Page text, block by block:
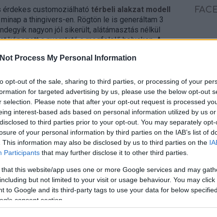
Process My Personal Information
opt-out of the sale, sharing to third parties, or processing of your
for targeted advertising by us, please use the below opt-out
selection. Please note that after your opt-out request is processed
interest-based ads based on personal information utilized by us
to third parties prior to your opt-out. You may separately
of your personal information by third parties on the IAB’s list of
This information may also be disclosed by us to third parties on the
Participants that may further disclose it to other third parties.
that this website/app uses one or more Google services and may
but not limited to your visit or usage behaviour. You may
to Google and its third-party tags to use your data for below
consent section.
érdekes customoziálható térbeli alakzat modell
a thingivers-en. Rögtön le is generáltam 3
nagyon jól sikerült, alátámasztás nélkül
képezett a nyomtató a megfelelő helyeken. A
minden generált üreges test lesz nyomtatható ezzel
el a hozzászólásokat és nézzük meg, hogy
valami furcsaságot, mert akkor
jó a nyomtatás. Illetve az is fontos, hogy a test
PLA HIDAK 3D NYOMTATÁS
CUSTOMIZABLE